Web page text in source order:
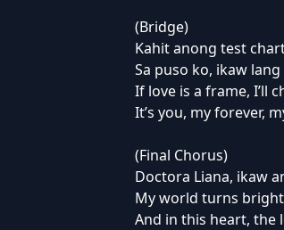
(Bridge)
Kahit anong test
Sa puso ko, ikaw
If love is a frame, I’ll
It’s you, my forever,
(Final Chorus)
Doctora Liana, ikaw
My world turns
And in this heart, the